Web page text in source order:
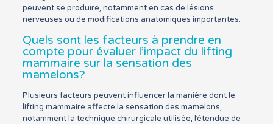
peuvent se produire, notamment en cas de lésions
nerveuses ou de modifications anatomiques importantes.
Quels sont les facteurs à prendre en
compte pour évaluer l’impact du lifting
mammaire sur la sensation des
mamelons?
Plusieurs facteurs peuvent influencer la manière dont le
lifting mammaire affecte la sensation des mamelons,
notamment la technique chirurgicale utilisée, l’étendue de